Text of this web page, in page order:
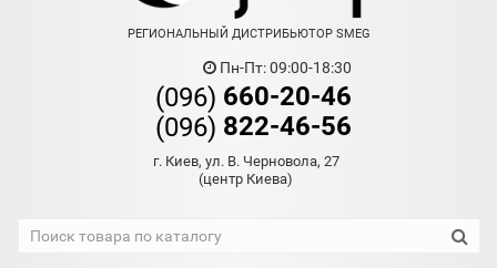
РЕГИОНАЛЬНЫЙ ДИСТРИБЬЮТОР SMEG
Пн-Пт: 09:00-18:30
(096) 660-20-46
(096) 822-46-56
г. Киев, ул. В. Черновола, 27
(центр Киева)